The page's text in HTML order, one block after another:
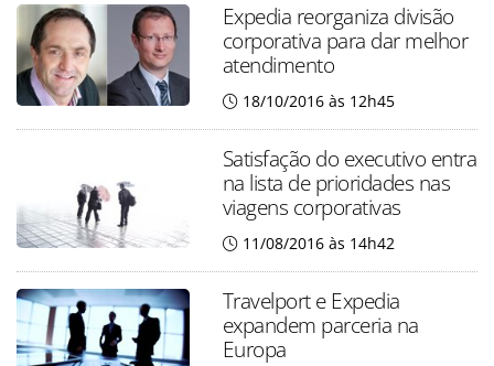
Expedia reorganiza divisão
corporativa para dar melhor
atendimento
18/10/2016 às 12h45
Satisfação do executivo entra
na lista de prioridades nas
viagens corporativas
11/08/2016 às 14h42
Travelport e Expedia
expandem parceria na
Europa